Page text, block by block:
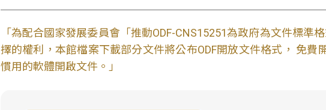
「為配合國家發展委員會「推動ODF-CNS15251為政府為文件標準
擇的權利，本館檔案下載部分文件將公布ODF開放文件格式， 免
慣用的軟體開啟文件。」